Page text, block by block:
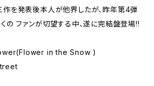
作を発表後本人が他界したが、昨年第4弾
くの ファンが切望する中、遂に完結盤登場!!
in the Snow )